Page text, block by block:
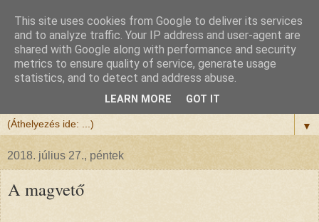
Félix atya
Szeretettel köszöntöm a honlapomra ellátogatót.
▼
2018. július 27., péntek
A magvető
This site uses cookies from Google to deliver its services
and to analyze traffic. Your IP address and user-agent are
shared with Google along with performance and security
metrics to ensure quality of service, generate usage
statistics, and to detect and address abuse.
LEARN MORE GOT IT